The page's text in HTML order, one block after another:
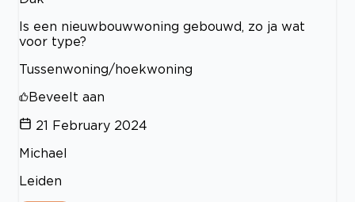
Is een nieuwbouwwoning gebouwd, zo ja wat
voor type?
Tussenwoning/hoekwoning
Beveelt aan
21 February 2024
Michael
Leiden